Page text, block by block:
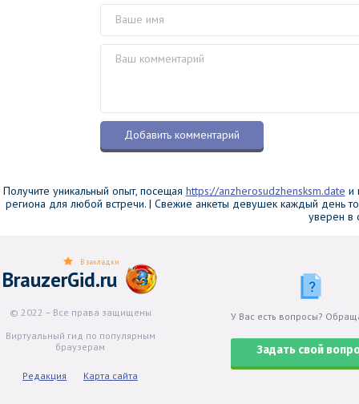
Получите уникальный опыт, посещая https://anzherosudzhensksm.date и
региона для любой встречи. | Свежие анкеты девушек каждый день
уверен в
BrauzerGid.ru
© 2022 – Все права защищены
Виртуальный гид по популярным
браузерам
Редакция Карта сайта
В закладки
У Вас есть вопросы?
Задать свой